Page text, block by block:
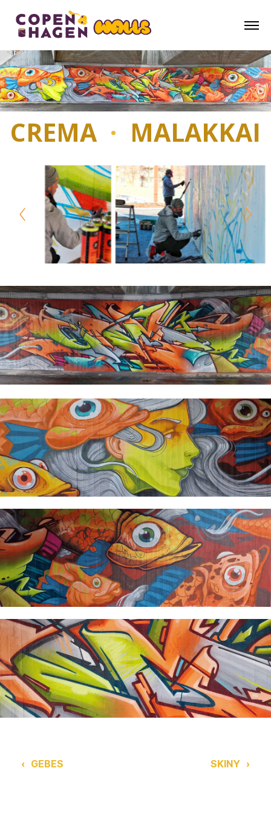
CREMA· MALAKKAI
‹ GEBES ›
SKINY